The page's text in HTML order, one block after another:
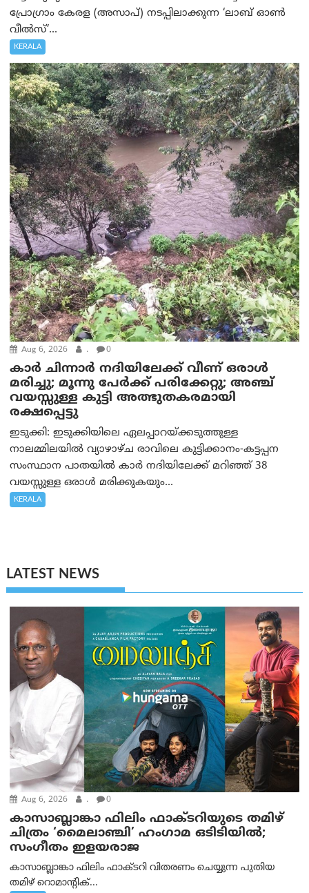
പ്രോഗ്രാം കേരള (അസാപ്) നടപ്പിലാക്കുന്ന ‘ലാബ് ഓൺ
വീൽസ്’...
KERALA
Aug 6, 2026 . 0
കാര്‍ ചിന്നാര്‍ നദിയിലേക്ക് വീണ് ഒരാള്‍
മരിച്ചു; മൂന്നു പേര്‍ക്ക് പരിക്കേറ്റു; അഞ്ച്
വയസ്സുള്ള കുട്ടി അത്ഭുതകരമായി
രക്ഷപ്പെട്ടു
ഇടുക്കി: ഇടുക്കിയിലെ ഏലപ്പാറയ്ക്കടുത്തുള്ള
നാലമ്മിലയിൽ വ്യാഴാഴ്ച രാവിലെ കുട്ടിക്കാനം-കട്ടപ്പന
സംസ്ഥാന പാതയിൽ കാർ നദിയിലേക്ക് മറിഞ്ഞ് 38
വയസ്സുള്ള ഒരാൾ മരിക്കുകയും...
KERALA
LATEST NEWS
Aug 6, 2026 . 0
കാസാബ്ലാങ്കാ ഫിലിം ഫാക്ടറിയുടെ തമിഴ്
ചിത്രം ‘മൈലാഞ്ചി’ ഹംഗാമ ഒടിടിയിൽ;
സംഗീതം ഇളയരാജ
കാസാബ്ലാങ്കാ ഫിലിം ഫാക്ടറി വിതരണം ചെയ്യുന്ന പുതിയ
തമിഴ് റൊമാന്റിക്...